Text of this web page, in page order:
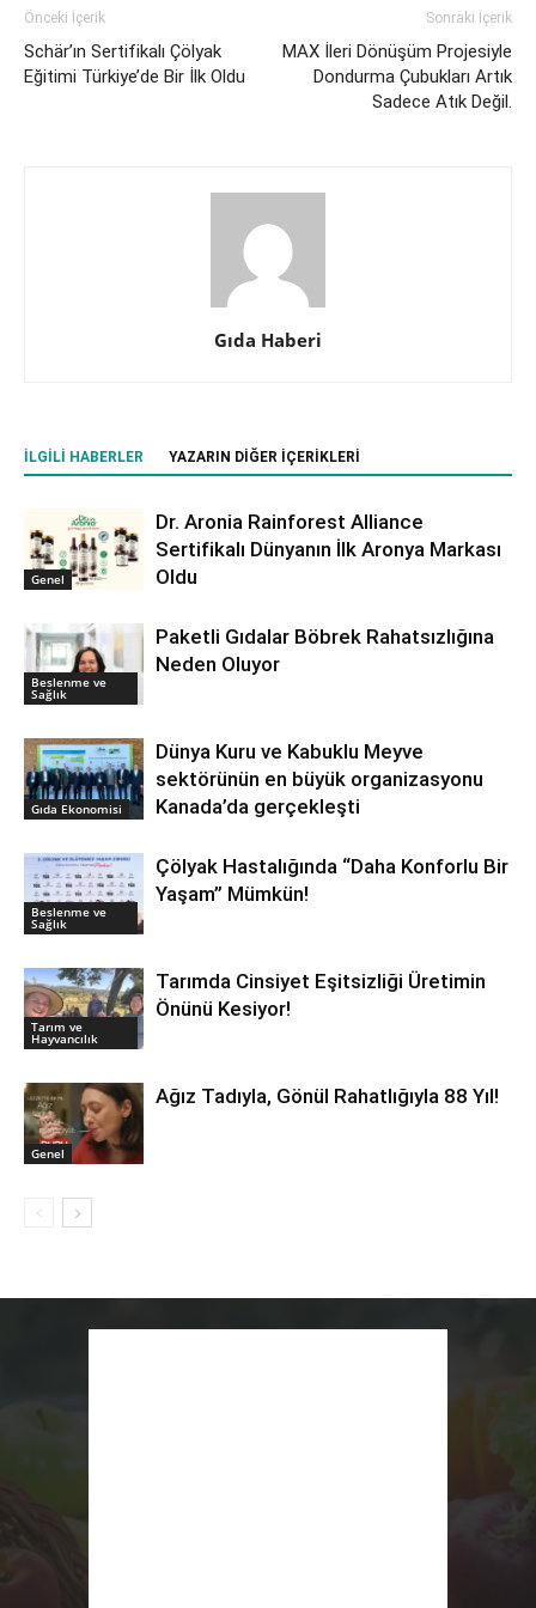
Önceki İçerik
Schär’ın Sertifikalı Çölyak
Eğitimi Türkiye’de Bir İlk Oldu
Sonraki İçerik
MAX İleri Dönüşüm Projesiyle
Dondurma Çubukları Artık
Sadece Atık Değil.
Gıda Haberi
İLGILI HABERLER YAZARIN DIĞER İÇERIKLERI
Genel
Dr. Aronia Rainforest Alliance
Sertifikalı Dünyanın İlk Aronya Markası
Oldu
Beslenme ve
Sağlık
Paketli Gıdalar Böbrek Rahatsızlığına
Neden Oluyor
Gıda Ekonomisi
Dünya Kuru ve Kabuklu Meyve
sektörünün en büyük organizasyonu
Kanada’da gerçekleşti
Beslenme ve
Sağlık
Çölyak Hastalığında “Daha Konforlu Bir
Yaşam” Mümkün!
Tarım ve
Hayvancılık
Tarımda Cinsiyet Eşitsizliği Üretimin
Önünü Kesiyor!
Genel
Ağız Tadıyla, Gönül Rahatlığıyla 88 Yıl!